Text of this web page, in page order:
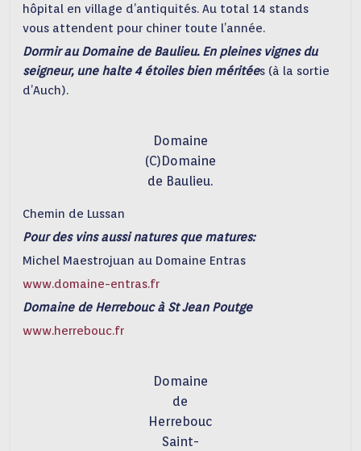
hôpital en village d’antiquités. Au total 14 stands
vous attendent pour chiner toute l’année.
Dormir au Domaine de Baulieu. En pleines vignes du
seigneur, une halte 4 étoiles bien méritées (à la sortie
d’Auch).
Domaine
(C)Domaine
de Baulieu.
Chemin de Lussan
Pour des vins aussi natures que matures:
Michel Maestrojuan au Domaine Entras
www.domaine-entras.fr
Domaine de Herrebouc à St Jean Poutge
www.herrebouc.fr
Domaine
de
Herrebouc
Saint-